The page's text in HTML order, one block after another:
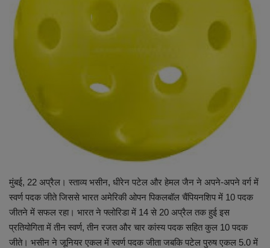
शिक्षा एवं रोजगार
धर्म एवं ज्योतिष
मुंबई, 22 अप्रैल। स्ताव्य भसीन, धीरेन पटेल और हेमल जैन ने अपने-अपने वर्ग में
स्वर्ण पदक जीते जिससे भारत अमेरिकी ओपन पिकलबॉल चैंपियनशिप में 10 पदक
जीतने में सफल रहा। भारत ने फ्लोरिडा में 14 से 20 अप्रैल तक हुई इस
प्रतियोगिता में तीन स्वर्ण, तीन रजत और चार कांस्य पदक सहित कुल 10 पदक
जीते। भसीन ने जूनियर एकल में स्वर्ण पदक जीता जबकि पटेल पुरुष एकल 5.0 में